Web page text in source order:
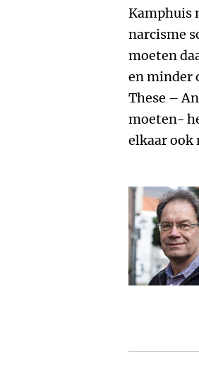
Kamphuis
narcisme
moeten
en minder
These –
moeten-
elkaar ook